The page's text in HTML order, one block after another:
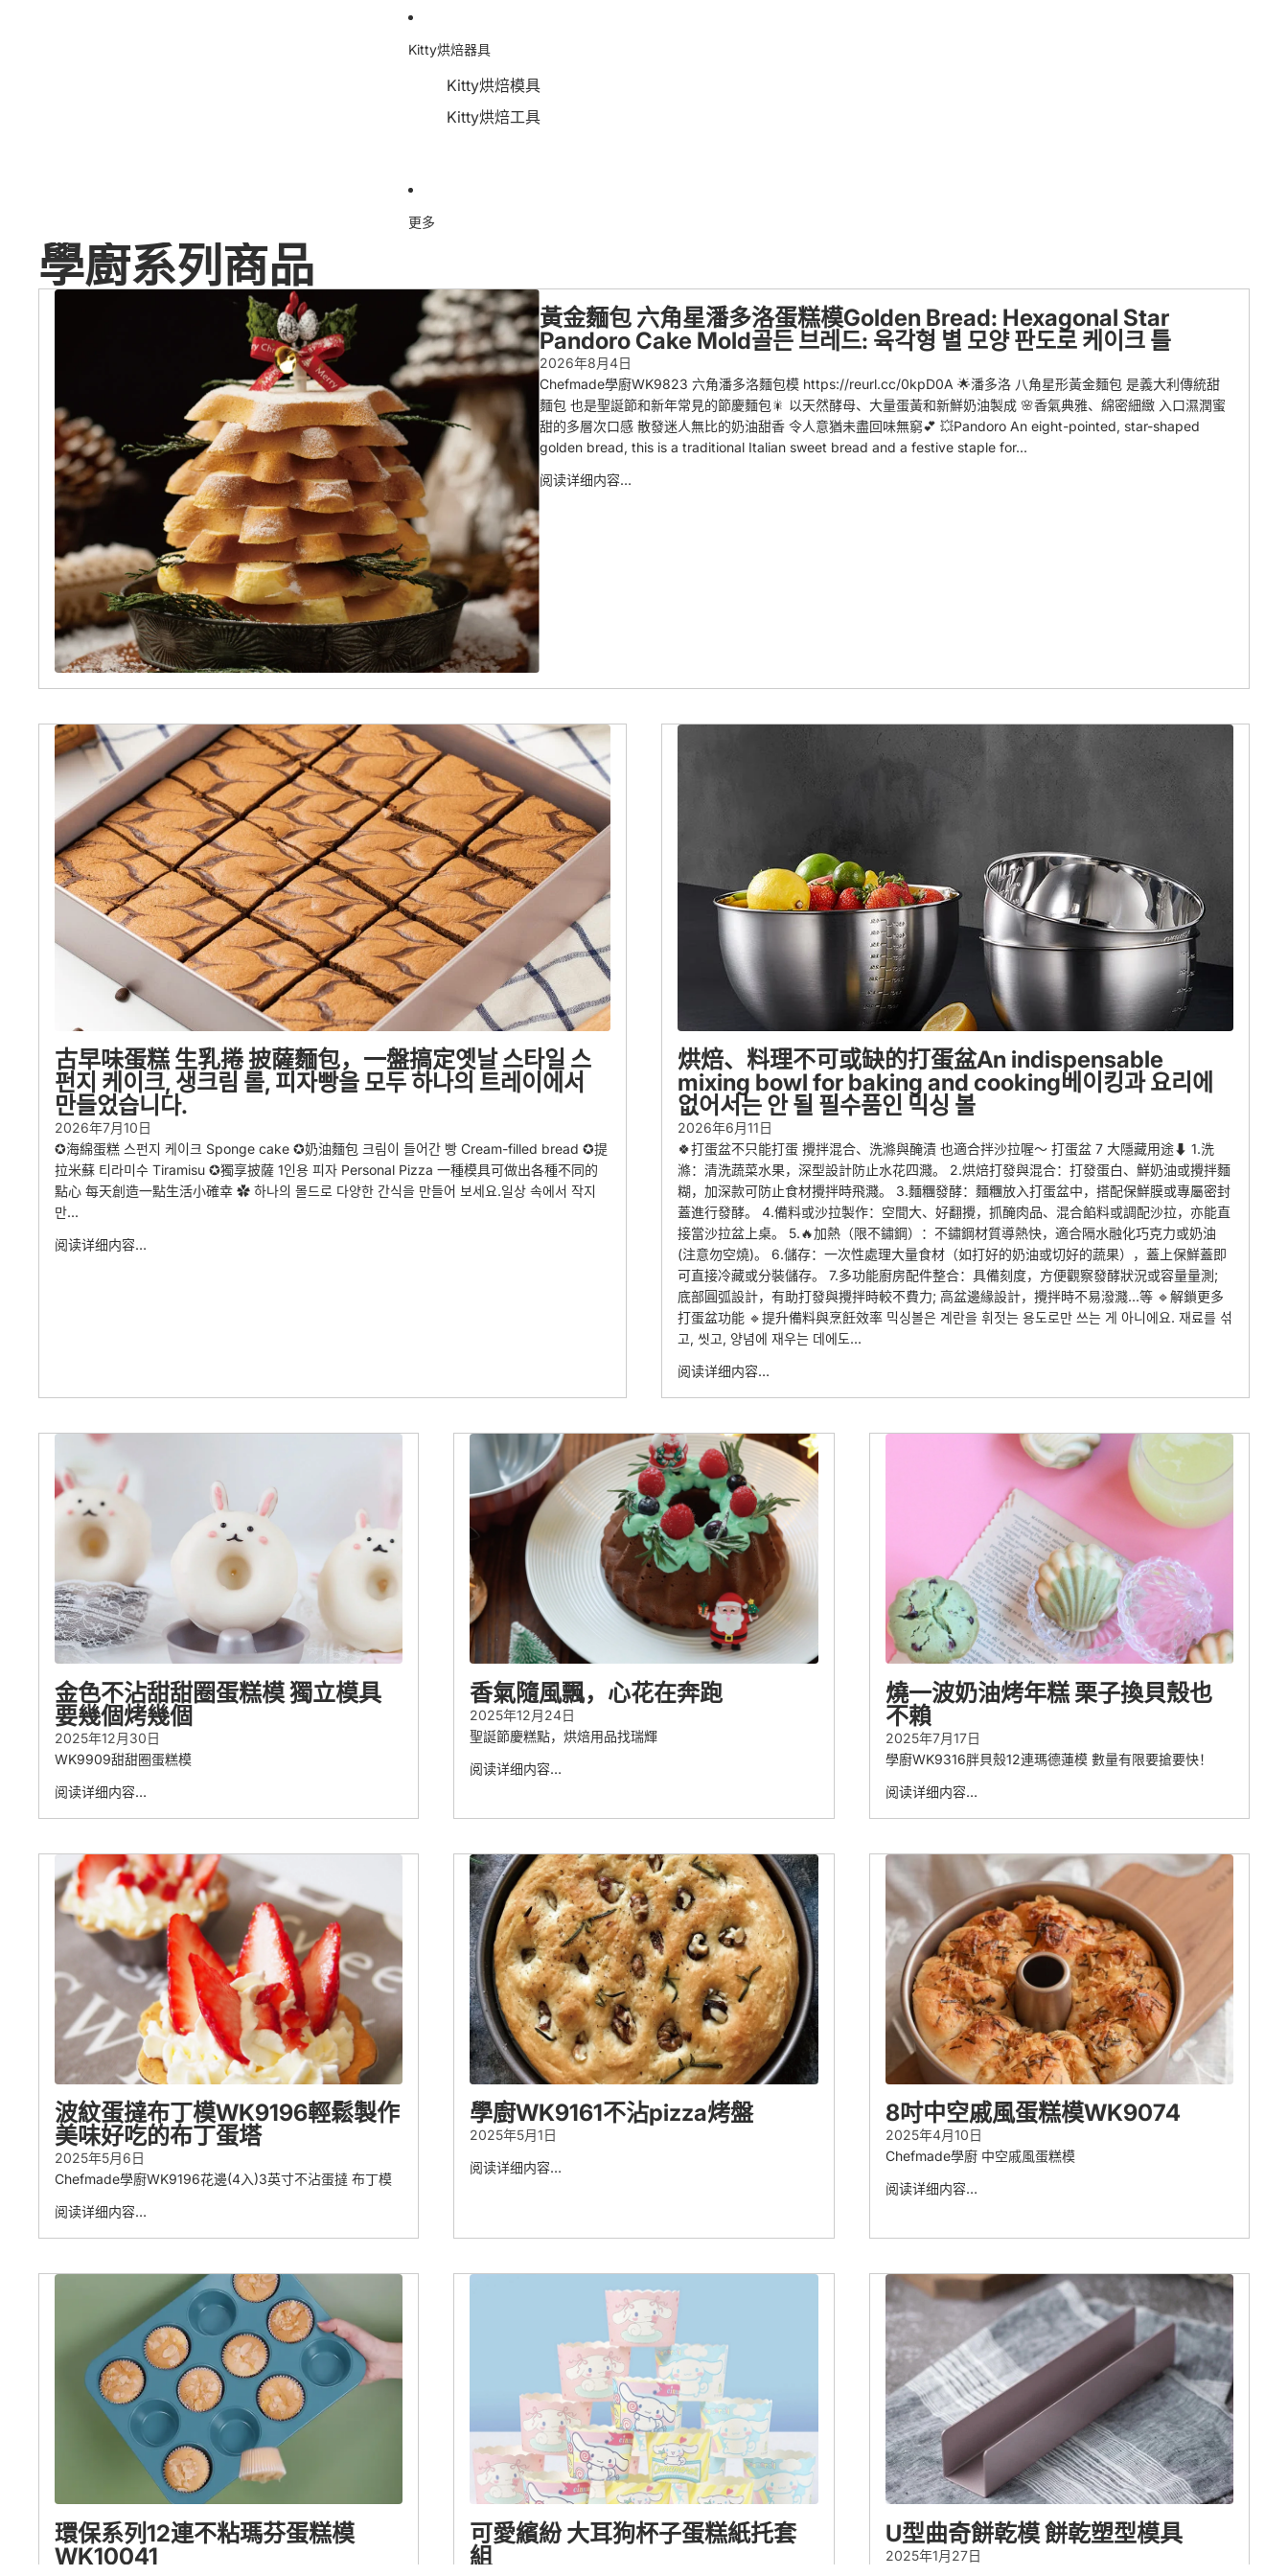
Kitty烘焙器具
Kitty烘焙模具
Kitty烘焙工具
更多
學廚系列商品
黃金麵包 六角星潘多洛蛋糕模Golden Bread: Hexagonal Star
Pandoro Cake Mold골든 브레드: 육각형 별 모양 판도로 케이크 틀
2026年8月4日
Chefmade學廚WK9823 六角潘多洛麵包模 https://reurl.cc/0kpD0A 🌟潘多洛 八角星形黃金麵包 是義大利傳統甜
麵包 也是聖誕節和新年常見的節慶麵包🎇 以天然酵母、大量蛋黃和新鮮奶油製成 🌸香氣典雅、綿密細緻 入口濕潤蜜
甜的多層次口感 散發迷人無比的奶油甜香 令人意猶未盡回味無窮💕 💥Pandoro An eight-pointed, star-shaped
golden bread, this is a traditional Italian sweet bread and a festive staple for...
阅读详细内容…
古早味蛋糕 生乳捲 披薩麵包，一盤搞定옛날 스타일 스
펀지 케이크, 생크림 롤, 피자빵을 모두 하나의 트레이에서
만들었습니다.
2026年7月10日
✪海綿蛋糕 스펀지 케이크 Sponge cake ✪奶油麵包 크림이 들어간 빵 Cream-filled bread ✪提
拉米蘇 티라미수 Tiramisu ✪獨享披薩 1인용 피자 Personal Pizza 一種模具可做出各種不同的
點心 每天創造一點生活小確幸 ✿ 하나의 몰드로 다양한 간식을 만들어 보세요.일상 속에서 작지
만...
阅读详细内容…
烘焙、料理不可或缺的打蛋盆An indispensable
mixing bowl for baking and cooking베이킹과 요리에
없어서는 안 될 필수품인 믹싱 볼
2026年6月11日
🍀打蛋盆不只能打蛋 攪拌混合、洗滌與醃漬 也適合拌沙拉喔～ 打蛋盆 7 大隱藏用途⬇︎ 1.洗
滌：清洗蔬菜水果，深型設計防止水花四濺。 2.烘焙打發與混合：打發蛋白、鮮奶油或攪拌麵
糊，加深款可防止食材攪拌時飛濺。 3.麵糰發酵：麵糰放入打蛋盆中，搭配保鮮膜或專屬密封
蓋進行發酵。 4.備料或沙拉製作：空間大、好翻攪，抓醃肉品、混合餡料或調配沙拉，亦能直
接當沙拉盆上桌。 5.🔥加熱（限不鏽鋼）：不鏽鋼材質導熱快，適合隔水融化巧克力或奶油
(注意勿空燒)。 6.儲存：一次性處理大量食材（如打好的奶油或切好的蔬果），蓋上保鮮蓋即
可直接冷藏或分裝儲存。 7.多功能廚房配件整合：具備刻度，方便觀察發酵狀況或容量量測;
底部圓弧設計，有助打發與攪拌時較不費力; 高盆邊緣設計，攪拌時不易潑濺...等 🔹解鎖更多
打蛋盆功能 🔹提升備料與烹飪效率 믹싱볼은 계란을 휘젓는 용도로만 쓰는 게 아니에요. 재료를 섞
고, 씻고, 양념에 재우는 데에도...
阅读详细内容…
金色不沾甜甜圈蛋糕模 獨立模具
要幾個烤幾個
2025年12月30日
WK9909甜甜圈蛋糕模
阅读详细内容…
香氣隨風飄，心花在奔跑
2025年12月24日
聖誕節慶糕點，烘焙用品找瑞輝
阅读详细内容…
燒一波奶油烤年糕 栗子換貝殼也
不賴
2025年7月17日
學廚WK9316胖貝殼12連瑪德蓮模 數量有限要搶要快！
阅读详细内容…
波紋蛋撻布丁模WK9196輕鬆製作
美味好吃的布丁蛋塔
2025年5月6日
Chefmade學廚WK9196花邊(4入)3英寸不沾蛋撻 布丁模
阅读详细内容…
學廚WK9161不沾pizza烤盤
2025年5月1日
阅读详细内容…
8吋中空戚風蛋糕模WK9074
2025年4月10日
Chefmade學廚 中空戚風蛋糕模
阅读详细内容…
環保系列12連不粘瑪芬蛋糕模
WK10041
可愛繽紛 大耳狗杯子蛋糕紙托套
組
U型曲奇餅乾模 餅乾塑型模具
2025年1月27日